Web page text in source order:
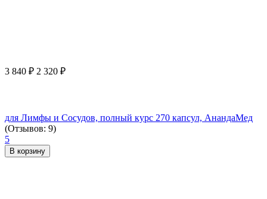
3 840 ₽ 2 320 ₽
для Лимфы и Сосудов, полный курс 270 капсул, АнандаМед
(Отзывов: 9)
5
В корзину